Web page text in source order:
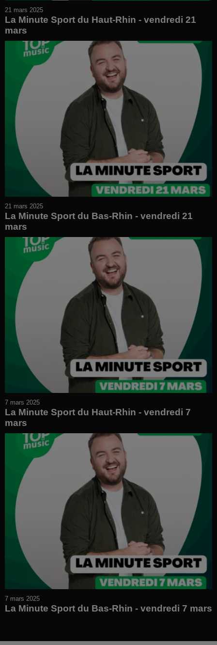
21 mars 2025
La Minute Sport du Haut-Rhin - vendredi 21
mars
21 mars 2025
La Minute Sport du Bas-Rhin - vendredi 21
mars
7 mars 2025
La Minute Sport du Haut-Rhin - vendredi 7
mars
7 mars 2025
La Minute Sport du Bas-Rhin - vendredi 7 mars